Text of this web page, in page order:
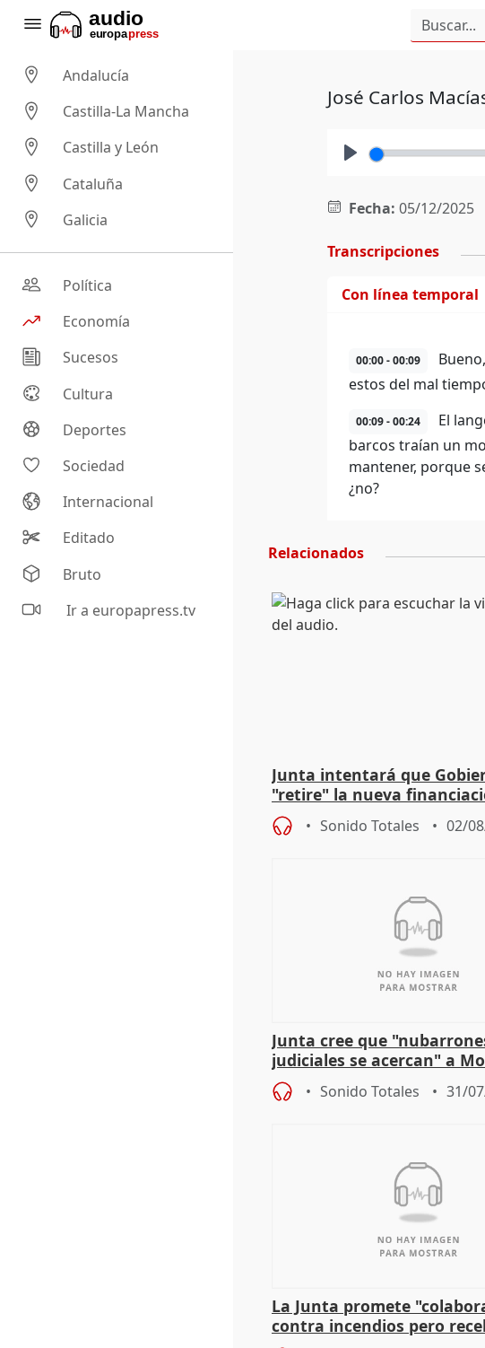
Andalucía
Castilla-La Mancha
Castilla y León
Cataluña
Galicia
Política
Economía
Sucesos
Cultura
Deportes
Sociedad
Internacional
Editado
Bruto
Ir a europapress.tv
José Carlos
Fecha: 05/12/2025
Transcripciones
Con línea temporal
00:00 - 00:09
estos del mal
00:09 - 00:24
El
barcos traían un
mantener, porque
¿no?
Relacionados
Junta intentará que
"retire" la nueva
puede ser saqueo a las
Sonido Totales 02/
Junta cree que
judiciales se acercan" a
que la lleva a estar en el
Sonido Totales 31/
La Junta promete
contra incendios pero